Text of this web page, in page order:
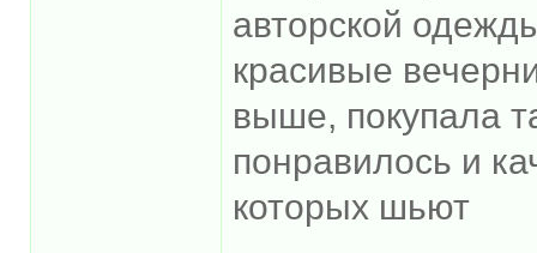
авторской
красивые
выше, покупала
понравилось и
которых шьют